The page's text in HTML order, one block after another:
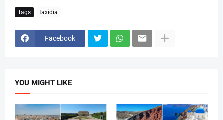
Tags taxidia
Facebook
YOU MIGHT LIKE